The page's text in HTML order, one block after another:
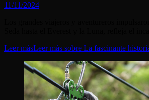
11/11/2024
Leer másLeer más sobre La fascinante